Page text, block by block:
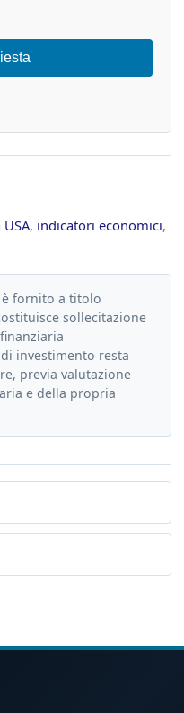
, indicatori economici,
fornito a titolo
sollecitazione
investimento resta
previa valutazione
e della propria